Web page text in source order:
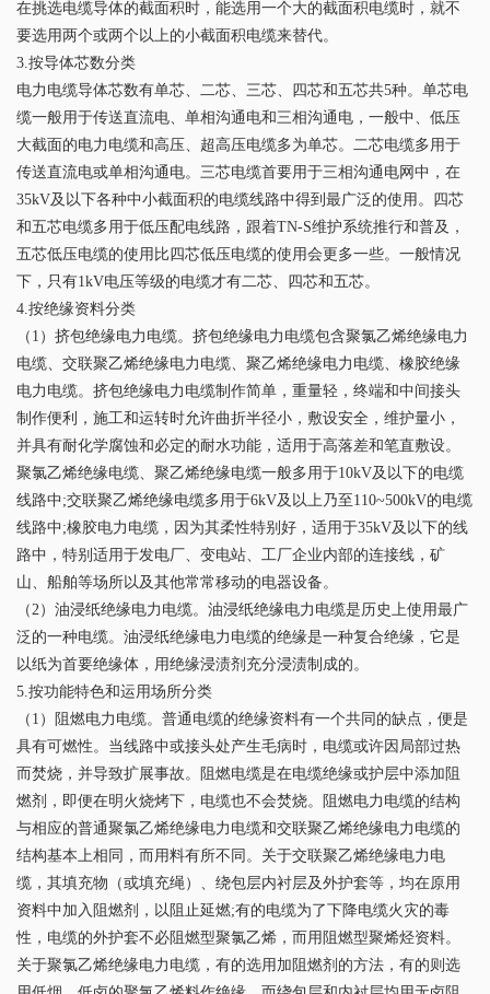
在挑选电缆导体的截面积时，能选用一个大的截面积电缆时，就不
要选用两个或两个以上的小截面积电缆来替代。
3.按导体芯数分类
电力电缆导体芯数有单芯、二芯、三芯、四芯和五芯共5种。单芯电
缆一般用于传送直流电、单相沟通电和三相沟通电，一般中、低压
大截面的电力电缆和高压、超高压电缆多为单芯。二芯电缆多用于
传送直流电或单相沟通电。三芯电缆首要用于三相沟通电网中，在
35kV及以下各种中小截面积的电缆线路中得到最广泛的使用。四芯
和五芯电缆多用于低压配电线路，跟着TN-S维护系统推行和普及，
五芯低压电缆的使用比四芯低压电缆的使用会更多一些。一般情况
下，只有1kV电压等级的电缆才有二芯、四芯和五芯。
4.按绝缘资料分类
（1）挤包绝缘电力电缆。挤包绝缘电力电缆包含聚氯乙烯绝缘电力
电缆、交联聚乙烯绝缘电力电缆、聚乙烯绝缘电力电缆、橡胶绝缘
电力电缆。挤包绝缘电力电缆制作简单，重量轻，终端和中间接头
制作便利，施工和运转时允许曲折半径小，敷设安全，维护量小，
并具有耐化学腐蚀和必定的耐水功能，适用于高落差和笔直敷设。
聚氯乙烯绝缘电缆、聚乙烯绝缘电缆一般多用于10kV及以下的电缆
线路中;交联聚乙烯绝缘电缆多用于6kV及以上乃至110~500kV的电缆
线路中;橡胶电力电缆，因为其柔性特别好，适用于35kV及以下的线
路中，特别适用于发电厂、变电站、工厂企业内部的连接线，矿
山、船舶等场所以及其他常常移动的电器设备。
（2）油浸纸绝缘电力电缆。油浸纸绝缘电力电缆是历史上使用最广
泛的一种电缆。油浸纸绝缘电力电缆的绝缘是一种复合绝缘，它是
以纸为首要绝缘体，用绝缘浸渍剂充分浸渍制成的。
5.按功能特色和运用场所分类
（1）阻燃电力电缆。普通电缆的绝缘资料有一个共同的缺点，便是
具有可燃性。当线路中或接头处产生毛病时，电缆或许因局部过热
而焚烧，并导致扩展事故。阻燃电缆是在电缆绝缘或护层中添加阻
燃剂，即便在明火烧烤下，电缆也不会焚烧。阻燃电力电缆的结构
与相应的普通聚氯乙烯绝缘电力电缆和交联聚乙烯绝缘电力电缆的
结构基本上相同，而用料有所不同。关于交联聚乙烯绝缘电力电
缆，其填充物（或填充绳）、绕包层内衬层及外护套等，均在原用
资料中加入阻燃剂，以阻止延燃;有的电缆为了下降电缆火灾的毒
性，电缆的外护套不必阻燃型聚氯乙烯，而用阻燃型聚烯烃资料。
关于聚氯乙烯绝缘电力电缆，有的选用加阻燃剂的方法，有的则选